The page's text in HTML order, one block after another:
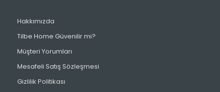
Hakkımızda
Tilbe Home Güvenilir mi?
Müşteri Yorumları
Mesafeli Satış Sözleşmesi
Gizlilik Politikası